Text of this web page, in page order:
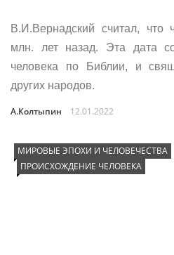
В.И.Вернадский считал, что
млн. лет назад. Эта дата
человека по Библии, и
других народов.
А.Колтыпин 12.01.2022
МИРОВЫЕ ЭПОХИ И ЧЕЛОВЕЧЕСТВА
ПРОИСХОЖДЕНИЕ ЧЕЛОВЕКА